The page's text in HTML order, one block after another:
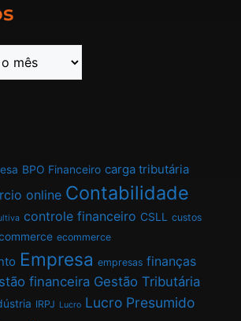
BPO Financeiro carga tributária
online Contabilidade
controle financeiro CSLL custos
ecommerce
Empresa empresas finanças
financeira Gestão Tributária
IRPJ Lucro Lucro Presumido